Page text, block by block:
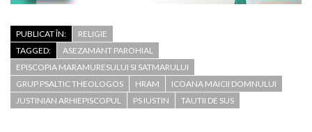
PUBLICAT ÎN:
RELIGIE
TAGGED:
ASEZAMANT PAROHIAL
EPISCOPIA MARAMURESULUI SI SATMARULUI
GRUP PSALTIC THEOLOGOS
HRAM
ICOANA MAICII DOMNULUI
JUSTINIAN ARHIEPISCOPUL
PS IUSTIN TAUTII DE SUS